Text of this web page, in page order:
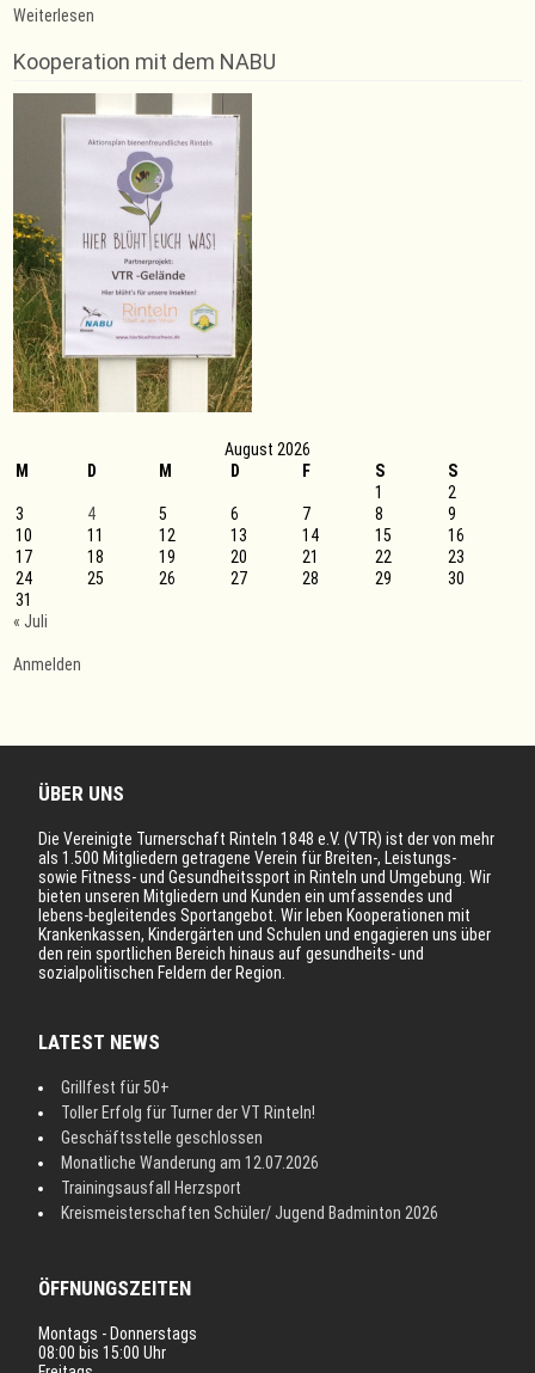
Weiterlesen
Training
Kooperation mit dem NABU
August 2026
M
D M D F S
S
1
2
3
4 5 6 7 8
9
10
11 12 13 14 15
16
17
18 19 20 21 22
23
24
25 26 27 28 29
30
31
« Juli
Anmelden
ÜBER UNS
Die Vereinigte Turnerschaft Rinteln 1848 e.V. (VTR) ist der von mehr
als 1.500 Mitgliedern getragene Verein für Breiten-, Leistungs-
sowie Fitness- und Gesundheitssport in Rinteln und Umgebung. Wir
bieten unseren Mitgliedern und Kunden ein umfassendes und
lebens-begleitendes Sportangebot. Wir leben Kooperationen mit
Krankenkassen, Kindergärten und Schulen und engagieren uns über
den rein sportlichen Bereich hinaus auf gesundheits- und
sozialpolitischen Feldern der Region.
LATEST NEWS
Grillfest für 50+
Toller Erfolg für Turner der VT Rinteln!
Geschäftsstelle geschlossen
Monatliche Wanderung am 12.07.2026
Trainingsausfall Herzsport
Kreismeisterschaften Schüler/ Jugend Badminton 2026
ÖFFNUNGSZEITEN
Montags - Donnerstags
08:00 bis 15:00 Uhr